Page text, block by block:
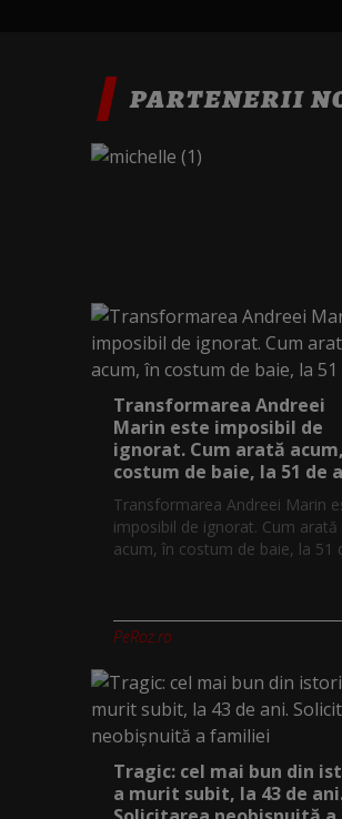
PARTENERII
Transformarea Andreei
Marin este imposibil de
ignorat. Cum arată
costum de baie, la 51 de
Transformarea Andreei Marin
imposibil de ignorat. Cum arată
acum, în costum de baie, la 51
PeRoz.ro
Tragic: cel mai bun din
a murit subit, la 43 de